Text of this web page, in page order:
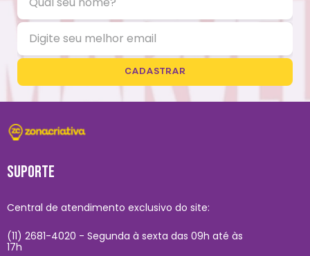
CADASTRAR
SUPORTE
Central de atendimento exclusivo do site:
(11) 2681-4020 - Segunda à sexta das 09h até às
17h